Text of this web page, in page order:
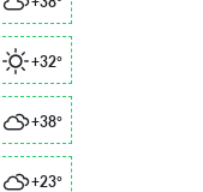
+32°
+38°
+23°